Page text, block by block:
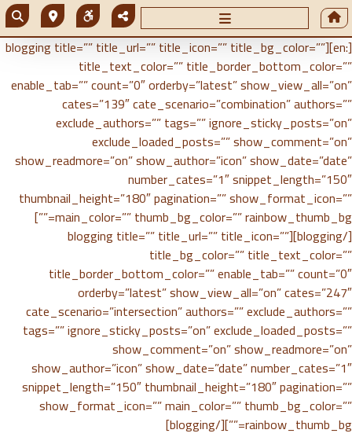
[:en][blogging title=”” title_url=”” title_icon=”” title_bg_color=””
title_text_color=”” title_border_bottom_color=””
enable_tab=”” count=”0″ orderby=”latest” show_view_all=”on”
cates=”139″ cate_scenario=”combination” authors=””
exclude_authors=”” tags=”” ignore_sticky_posts=”on”
exclude_loaded_posts=”” show_comment=”on”
show_readmore=”on” show_author=”icon” show_date=”date”
number_cates=”1″ snippet_length=”150″
thumbnail_height=”180″ pagination=”” show_format_icon=””
main_color=”” thumb_bg_color=”” rainbow_thumb_bg=””]
[/blogging][blogging title=”” title_url=”” title_icon=””
title_bg_color=”” title_text_color=””
title_border_bottom_color=”” enable_tab=”” count=”0″
orderby=”latest” show_view_all=”on” cates=”247″
cate_scenario=”intersection” authors=”” exclude_authors=””
tags=”” ignore_sticky_posts=”on” exclude_loaded_posts=””
show_comment=”on” show_readmore=”on”
show_author=”icon” show_date=”date” number_cates=”1″
snippet_length=”150″ thumbnail_height=”180″ pagination=””
show_format_icon=”” main_color=”” thumb_bg_color=””
rainbow_thumb_bg=””][/blogging]